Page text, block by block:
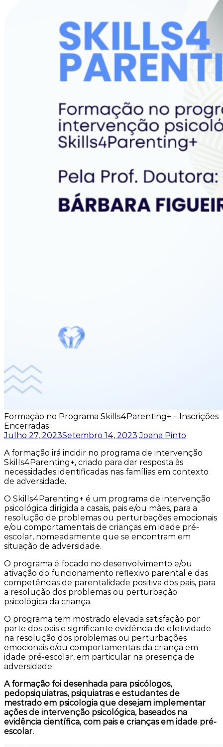
Formação no Programa Skills4Parenting+ – Inscrições
Encerradas
Julho 27, 2023Setembro 14, 2023 Joana Pinto
A formação irá incidir no programa de intervenção
Skills4Parenting+, criado para dar resposta às
necessidades identificadas nas famílias em contexto
de adversidade.
O Skills4Parenting+ é um programa de intervenção
psicológica dirigida a casais, pais e/ou mães, para a
resolução de problemas ou perturbações emocionais
e/ou comportamentais de crianças em idade pré-
escolar, nomeadamente que se encontram em
situação de adversidade.
O programa é focado no desenvolvimento e/ou
ativação do funcionamento reflexivo parental e das
competências de parentalidade positiva dos pais, para
a resolução dos problemas ou perturbação
psicológica da criança.
O programa tem mostrado elevada satisfação por
parte dos pais e significante evidência de efetividade
na resolução dos problemas ou perturbações
emocionais e/ou comportamentais da criança em
idade pré-escolar, em particular na presença de
adversidade.
A formação foi desenhada para psicólogos,
pedopsiquiatras, psiquiatras e estudantes de
mestrado em psicologia que desejam implementar
ações de intervenção psicológica, baseados na
evidência científica, com pais e crianças em idade pré-
escolar.